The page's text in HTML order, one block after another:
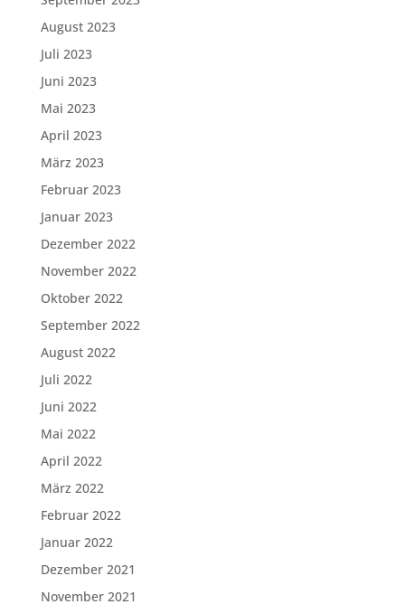
August 2023
Juli 2023
Juni 2023
Mai 2023
April 2023
März 2023
Februar 2023
Januar 2023
Dezember 2022
November 2022
Oktober 2022
September 2022
August 2022
Juli 2022
Juni 2022
Mai 2022
April 2022
März 2022
Februar 2022
Januar 2022
Dezember 2021
November 2021